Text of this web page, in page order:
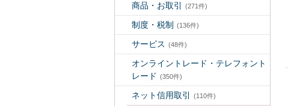
商品・お取引 (271件)
制度・税制 (136件)
サービス (48件)
オンライントレード・テレフォント
レード (350件)
ネット信用取引 (110件)